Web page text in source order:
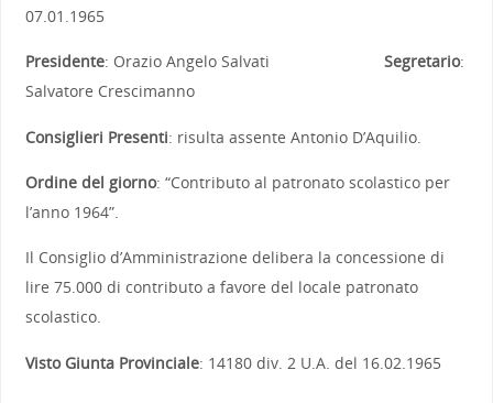
07.01.1965
Presidente: Orazio Angelo Salvati Segretario:
Salvatore Crescimanno
Consiglieri Presenti: risulta assente Antonio D’Aquilio.
Ordine del giorno: “Contributo al patronato scolastico per
l’anno 1964”.
Il Consiglio d’Amministrazione delibera la concessione di
lire 75.000 di contributo a favore del locale patronato
scolastico.
Visto Giunta Provinciale: 14180 div. 2 U.A. del 16.02.1965